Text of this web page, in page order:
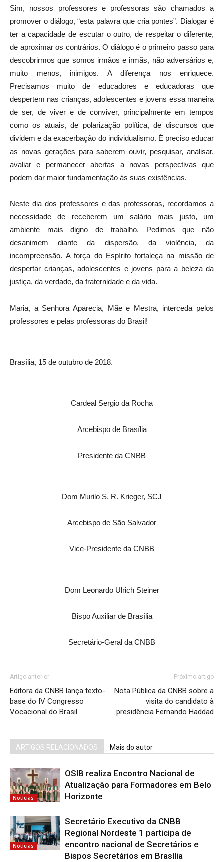
Sim, nossos professores e professoras são chamados a
promover o diálogo, “esta palavra que cria pontes”. Dialogar é
ter a capacidade de escutar o outro, de respeitar o diferente,
de aproximar os contrários. O diálogo é o primeiro passo para
descobrirmos que somos irmãos e irmãs, não adversários e,
muito menos, inimigos. A diferença nos enriquece.
Precisamos muito de educadores e educadoras que
despertem nas crianças, adolescentes e jovens essa maneira
de ser, de viver e de conviver, principalmente em tempos
como os atuais, de polarização política, de discursos que
dividem e da exacerbação do individualismo. É preciso educar
as novas gerações para saberem ouvir, pesquisar, analisar,
avaliar e permanecer abertas a novas perspectivas que
podem dar maior fundamentação às suas existências.
Neste dia dos professores e das professoras, recordamos a
necessidade de receberem um salário mais justo, um
ambiente mais digno de trabalho. Pedimos que não
desanimem diante da dispersão, da violência, da
incompreensão. A força do Espírito fortaleça na missão de
despertar crianças, adolescentes e jovens para a beleza da
justiça, da verdade, da fraternidade e da vida.
Maria, a Senhora Aparecia, Mãe e Mestra, interceda pelos
professores e pelas professoras do Brasil!
Brasília, 15 de outubro de 2018.
Cardeal Sergio da Rocha
Arcebispo de Brasília
Presidente da CNBB
Dom Murilo S. R. Krieger, SCJ
Arcebispo de São Salvador
Vice-Presidente da CNBB
Dom Leonardo Ulrich Steiner
Bispo Auxiliar de Brasília
Secretário-Geral da CNBB
Artigo anterior
Editora da CNBB lança texto-
base do IV Congresso
Vocacional do Brasil
Próximo artigo
Nota Pública da CNBB sobre a
visita do candidato à
presidência Fernando Haddad
ARTIGOS RELACIONADOS Mais do autor
Notícias
OSIB realiza Encontro Nacional de
Atualização para Formadores em Belo
Horizonte
Notícias
Secretário Executivo da CNBB
Regional Nordeste 1 participa de
encontro nacional de Secretários e
Bispos Secretários em Brasília